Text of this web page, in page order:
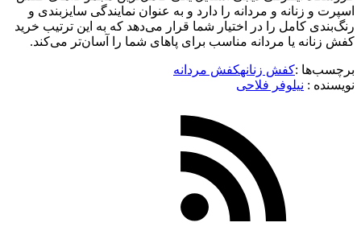
اسپرت و زنانه و مردانه را دارد و به عنوان نمایندگی سایزبندی و
رنگ‌بندی کامل را در اختیار شما قرار می‌دهد که به این ترتیب خرید
کفش زنانه یا مردانه مناسب برای پاهای شما را آسان‌تر می‌کند.
برچسب‌ها :کفش زنانهکفش مردانه
نویسنده :‌ نیلوفر فلاحی